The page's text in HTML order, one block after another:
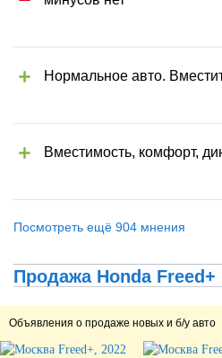
Нормальное авто.
Вместимость, комфорт,
Посмотреть ещё 904 мнения
Продажа Honda Freed+
Объявления о продаже новых и б/у авто